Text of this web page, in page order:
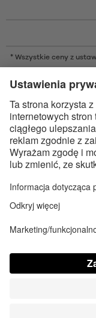
* Wszystkie ceny z
* Znak słowny i
towarowymi należącymi
przez
Apple, logo Apple i
Google Play i logo
Dostępność
Ustawienia